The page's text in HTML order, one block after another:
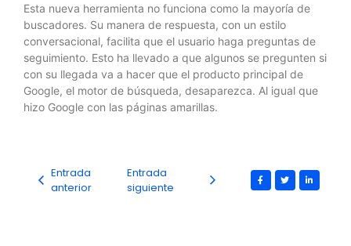
Esta nueva herramienta no funciona como la mayoría de
buscadores. Su manera de respuesta, con un estilo
conversacional, facilita que el usuario haga preguntas de
seguimiento. Esto ha llevado a que algunos se pregunten si
con su llegada va a hacer que el producto principal de
Google, el motor de búsqueda, desaparezca. Al igual que
hizo Google con las páginas amarillas.
Entrada
anterior
Entrada
siguiente